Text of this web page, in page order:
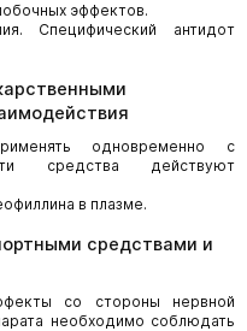
эффектов.
Специфический антидот
одновременно с
средства действуют
в плазме.
средствами и
со стороны нервной
необходимо соблюдать